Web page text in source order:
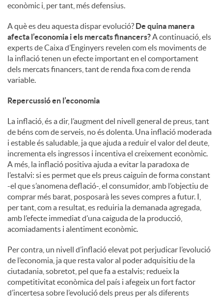
econòmic i, per tant, més defensius.
A què es deu aquesta dispar evolució? De quina manera
afecta l’economia i els mercats financers?A continuació, els
experts de Caixa d’Enginyers revelen com els moviments de
la inflació tenen un efecte important en el comportament
dels mercats financers, tant de renda fixa com de renda
variable.
Repercussió en l’economia
La inflació, és a dir, l’augment del nivell general de preus, tant
de béns com de serveis, no és dolenta. Una inflació moderada
i estable és saludable, ja que ajuda a reduir el valor del deute,
incrementa els ingressos i incentiva el creixement econòmic.
A més, la inflació positiva ajuda a evitar la paradoxa de
l’estalvi: si es permet que els preus caiguin de forma constant
-el que s’anomena deflació-, el consumidor, amb l’objectiu de
comprar més barat, posposarà les seves compres a futur. I,
per tant, com a resultat, es reduiria la demanada agregada,
amb l’efecte immediat d’una caiguda de la producció,
acomiadaments i alentiment econòmic.
Per contra, un nivell d’inflació elevat pot perjudicar l’evolució
de l’economia, ja que resta valor al poder adquisitiu de la
ciutadania, sobretot, pel que fa a estalvis; redueix la
competitivitat econòmica del país i afegeix un fort factor
d’incertesa sobre l’evolució dels preus per als diferents